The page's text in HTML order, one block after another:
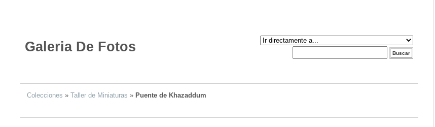
Galeria De Fotos
Colecciones » Taller de Miniaturas » Puente de Khazaddum